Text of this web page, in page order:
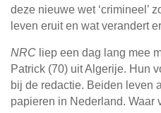
deze nieuwe wet ‘crimineel’
leven eruit en wat verandert
NRC liep een dag lang mee
Patrick (70) uit Algerije. Hun
bij de redactie. Beiden leven
papieren in Nederland. Waar